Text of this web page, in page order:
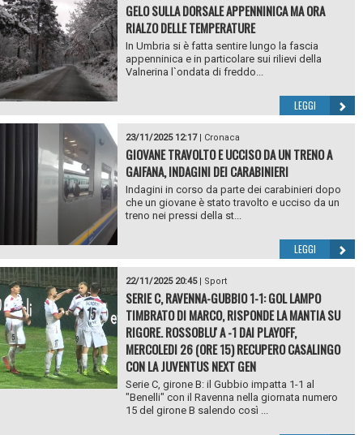
GELO SULLA DORSALE APPENNINICA MA ORA
RIALZO DELLE TEMPERATURE
In Umbria si è fatta sentire lungo la fascia
appenninica e in particolare sui rilievi della
Valnerina l`ondata di freddo...
LEGGI
23/11/2025 12:17| Cronaca
GIOVANE TRAVOLTO E UCCISO DA UN TRENO A
GAIFANA, INDAGINI DEI CARABINIERI
Indagini in corso da parte dei carabinieri dopo
che un giovane è stato travolto e ucciso da un
treno nei pressi della st...
LEGGI
22/11/2025 20:45| Sport
SERIE C, RAVENNA-GUBBIO 1-1: GOL LAMPO
TIMBRATO DI MARCO, RISPONDE LA MANTIA SU
RIGORE. ROSSOBLU' A -1 DAI PLAYOFF,
MERCOLEDI 26 (ORE 15) RECUPERO CASALINGO
CON LA JUVENTUS NEXT GEN
Serie C, girone B: il Gubbio impatta 1-1 al
"Benelli" con il Ravenna nella giornata numero
15 del girone B salendo così ...